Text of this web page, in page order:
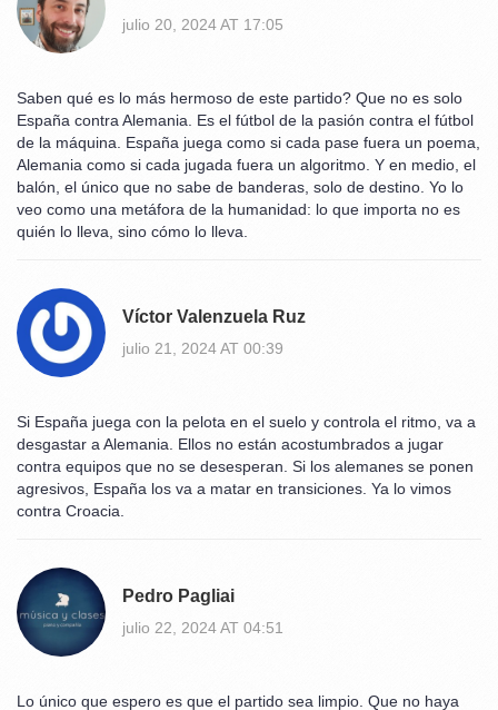
julio 20, 2024 AT 17:05
Saben qué es lo más hermoso de este partido? Que no es solo
España contra Alemania. Es el fútbol de la pasión contra el fútbol
de la máquina. España juega como si cada pase fuera un poema,
Alemania como si cada jugada fuera un algoritmo. Y en medio, el
balón, el único que no sabe de banderas, solo de destino. Yo lo
veo como una metáfora de la humanidad: lo que importa no es
quién lo lleva, sino cómo lo lleva.
Víctor Valenzuela Ruz
julio 21, 2024 AT 00:39
Si España juega con la pelota en el suelo y controla el ritmo, va a
desgastar a Alemania. Ellos no están acostumbrados a jugar
contra equipos que no se desesperan. Si los alemanes se ponen
agresivos, España los va a matar en transiciones. Ya lo vimos
contra Croacia.
Pedro Pagliai
julio 22, 2024 AT 04:51
Lo único que espero es que el partido sea limpio. Que no haya